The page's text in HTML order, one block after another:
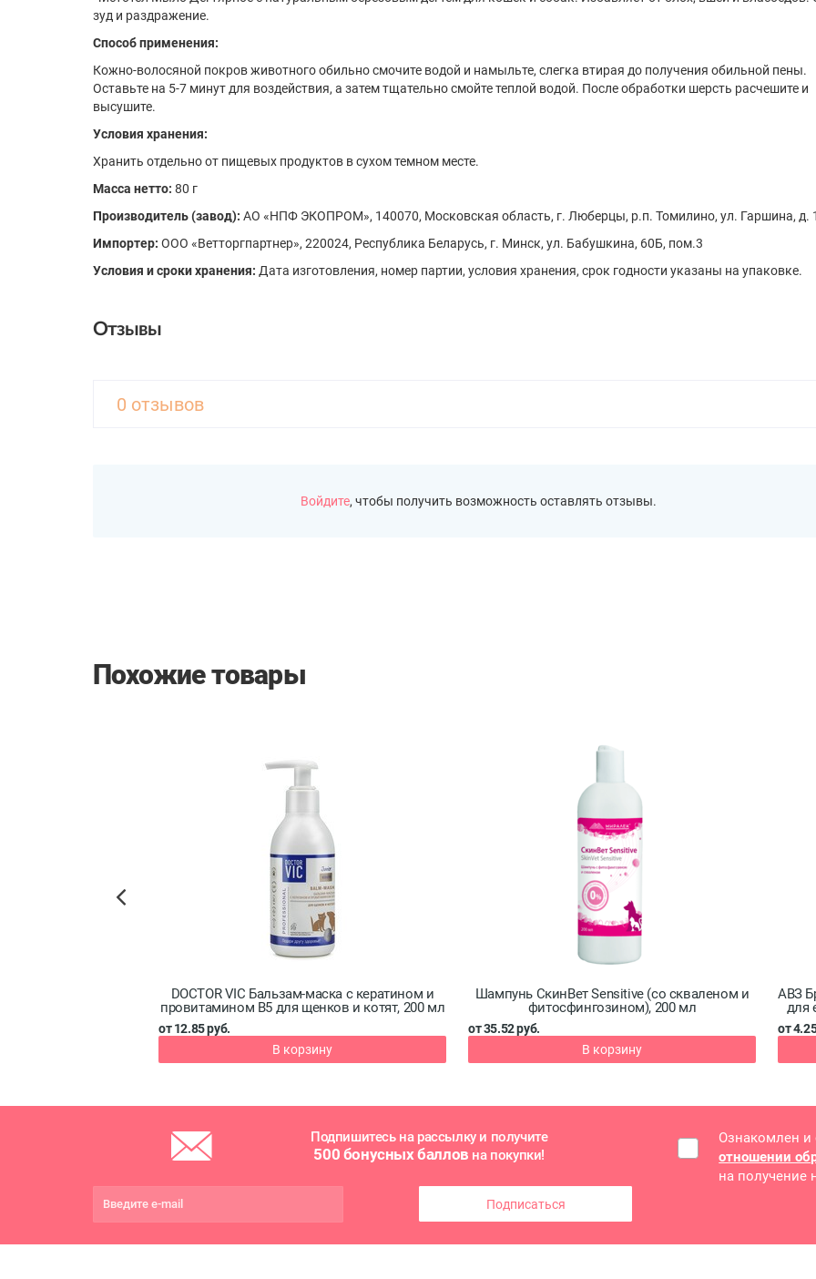
зуд и раздражение.
Способ применения:
Кожно-волосяной покров животного обильно смочите водой и намыльте, слегка втирая до получения обильной пены.
Оставьте на 5-7 минут для воздействия, а затем тщательно смойте теплой водой. После обработки шерсть расчешите и
высушите.
Условия хранения:
Хранить отдельно от пищевых продуктов в сухом темном месте.
Масса нетто: 80 г
Производитель (завод): АО «НПФ ЭКОПРОМ», 140070, Московская область, г. Люберцы, р.п. Томилино, ул. Гаршина, д.
Импортер: ООО «Ветторгпартнер», 220024, Республика Беларусь, г. Минск, ул. Бабушкина, 60Б, пом.3
Условия и сроки хранения: Дата изготовления, номер партии, условия хранения, срок годности указаны на упаковке.
Отзывы
0 отзывов
Войдите, чтобы получить возможность оставлять отзывы.
Похожие товары
DOCTOR VIC Бальзам-маска с кератином и
провитамином B5 для щенков и котят, 200 мл
от 12.85 руб.
В корзину
Шампунь СкинВет Sensitive (со скваленом и
фитосфингозином), 200 мл
от 35.52 руб.
В корзину
АВЗ
для
от
Подпишитесь на рассылку и получите
500 бонусных баллов на покупки!
Подписаться
Ознакомлен и
отношении
на получение